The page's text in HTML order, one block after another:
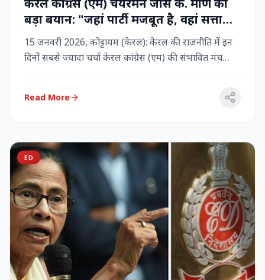
बड़ा बयान: "जहां पार्टी मजबूत है, वहां सत्ता
बनी रहेगी" – LDF के साथ बने रहने पर जोर
15 जनवरी 2026, कोट्टायम (केरल): केरल की राजनीति में इन
दिनों सबसे ज्यादा चर्चा केरल कांग्रेस (एम) की संभावित मंच
Read More
ED